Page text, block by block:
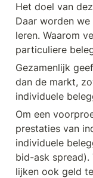
Het doel van
Daar worden
leren. Waarom
particuliere
Gezamenlijk
dan de markt,
individuele
Om een
prestaties van
individuele
bid-ask spread).
lijken ook geld